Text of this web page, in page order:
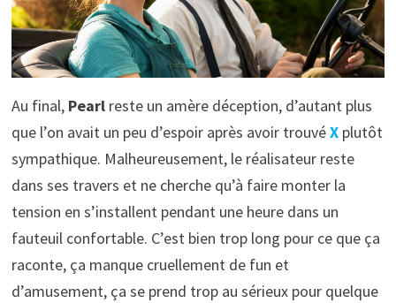
Au final, Pearlreste un amère déception, d’autant plus
que l’on avait un peu d’espoir après avoir trouvéXplutôt
sympathique. Malheureusement, le réalisateur reste
dans ses travers et ne cherche qu’à faire monter la
tension en s’installent pendant une heure dans un
fauteuil confortable. C’est bien trop long pour ce que ça
raconte, ça manque cruellement de fun et
d’amusement, ça se prend trop au sérieux pour quelque